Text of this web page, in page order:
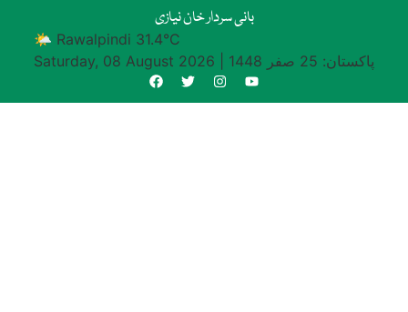
بانی سردار خان نیازی
🌤 Rawalpindi 31.4°C
Saturday, 08 August 2026
پاکستان: 25 صفر 1448